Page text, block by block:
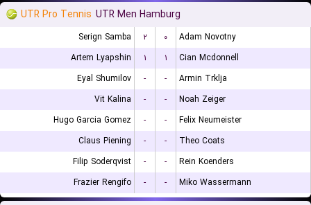
UTR Pro Tennis UTR Men Hamburg
Serign Samba ۲ ۰
Adam Novotny
Artem Lyapshin
۱ ۱
Cian Mcdonnell
Eyal Shumilov
- -
Armin Trklja
Vit Kalina
- -
Noah Zeiger
Hugo Garcia Gomez
- -
Felix Neumeister
Claus Piening
- -
Theo Coats
Filip Soderqvist
- -
Rein Koenders
Frazier Rengifo
- - Miko Wassermann